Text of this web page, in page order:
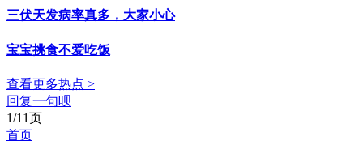
三伏天发病率真多，大家小心
宝宝挑食不爱吃饭
查看更多热点 >
回复一句呗
1/11页
首页